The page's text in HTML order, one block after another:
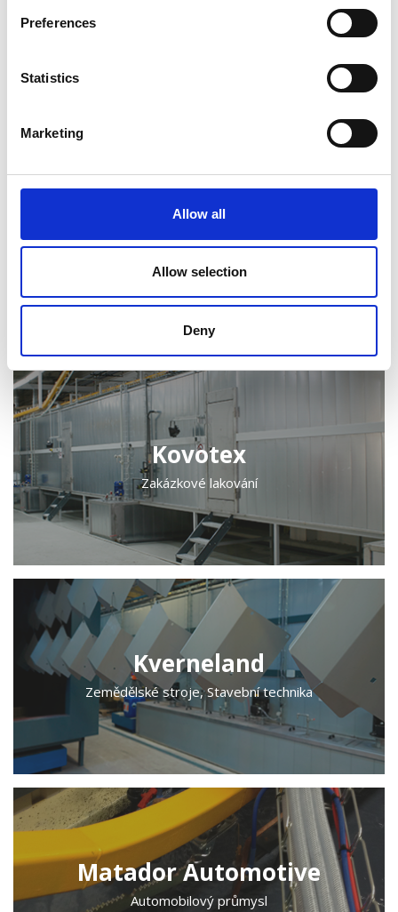
Preferences
Statistics
Marketing
Allow all
Allow selection
Deny
Konga Mekaniska Verkstad
Kongskilde
Zemědělské stroje, Stavební technika
Kovotex
Zakázkové lakování
Kverneland
Zemědělské stroje, Stavební technika
Matador Automotive
Automobilový průmysl